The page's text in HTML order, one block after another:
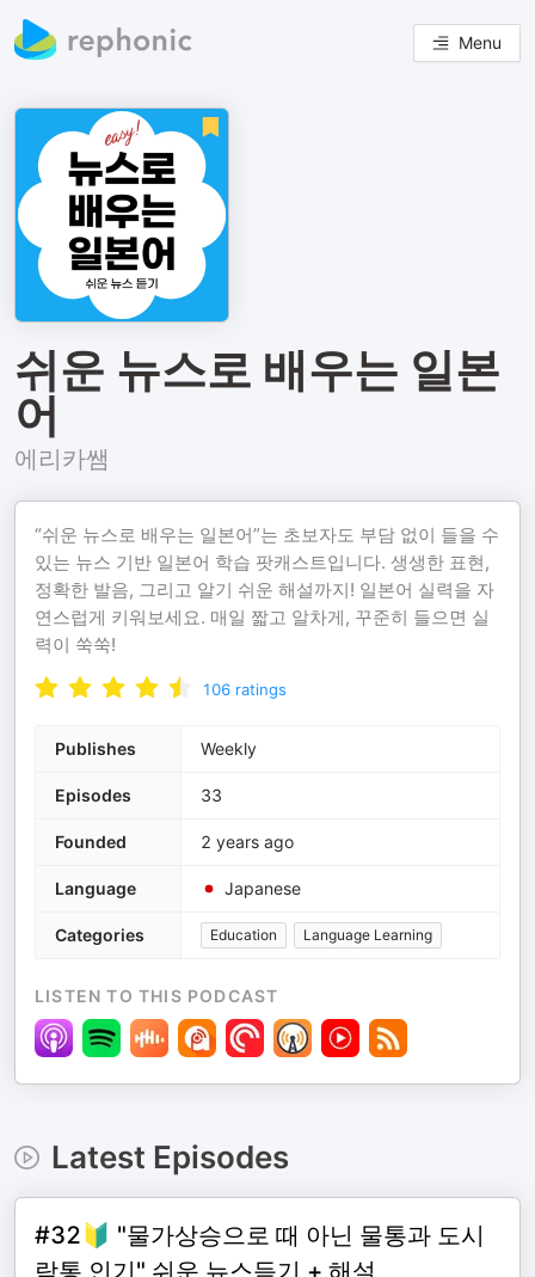
Menu
쉬운 뉴스로 배우는 일본
어
에리카쌤
“쉬운 뉴스로 배우는 일본어”는 초보자도 부담 없이 들을 수
있는 뉴스 기반 일본어 학습 팟캐스트입니다. 생생한 표현,
정확한 발음, 그리고 알기 쉬운 해설까지! 일본어 실력을 자
연스럽게 키워보세요. 매일 짧고 알차게, 꾸준히 들으면 실
력이 쑥쑥!
106 ratings
Publishes Weekly
Episodes 33
Founded 2 years ago
Language Japanese
Categories Education Language Learning
LISTEN TO THIS PODCAST
Latest Episodes
#32🔰 "물가상승으로 때 아닌 물통과 도시
락통 인기" 쉬운 뉴스듣기 + 해설